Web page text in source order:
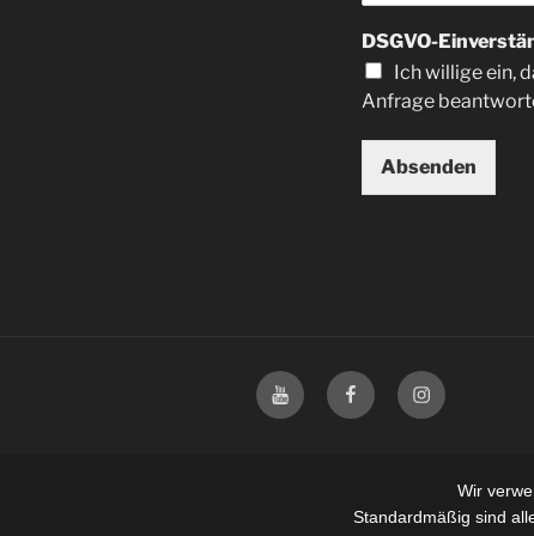
DSGVO-
Ich willige ein,
Anfrage
Absenden
Wir
Standardmäßig sind